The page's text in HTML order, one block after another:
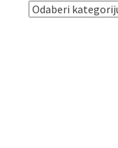
Kategorije